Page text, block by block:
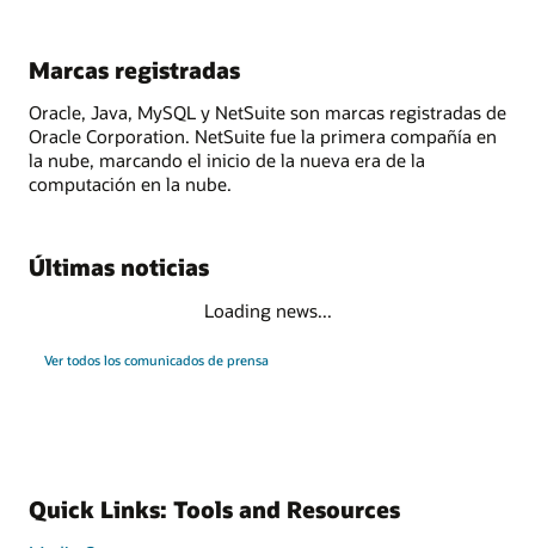
Marcas registradas
Oracle, Java, MySQL y NetSuite son marcas registradas de
Oracle Corporation. NetSuite fue la primera compañía en
la nube, marcando el inicio de la nueva era de la
computación en la nube.
Últimas noticias
Loading news...
Ver todos los comunicados de prensa
Quick Links: Tools and Resources